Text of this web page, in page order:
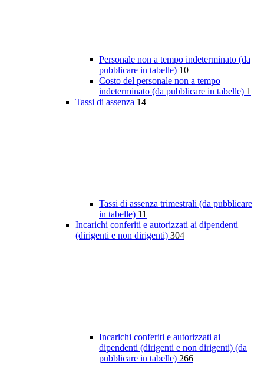
Personale non a tempo indeterminato (da
pubblicare in tabelle) 10
Costo del personale non a tempo
indeterminato (da pubblicare in tabelle) 1
Tassi di assenza 14
Tassi di assenza trimestrali (da pubblicare
in tabelle) 11
Incarichi conferiti e autorizzati ai dipendenti
(dirigenti e non dirigenti) 304
Incarichi conferiti e autorizzati ai
dipendenti (dirigenti e non dirigenti) (da
pubblicare in tabelle) 266